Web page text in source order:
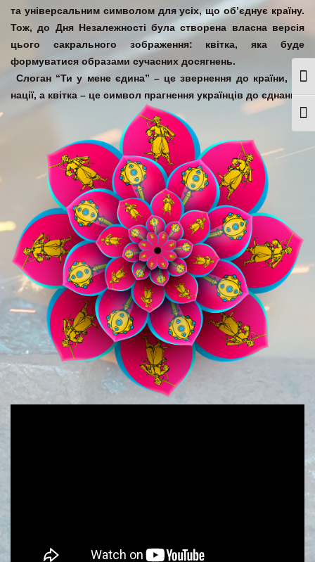
та універсальним символом для усіх, що об’єднує країну.
Тож, до Дня Незалежності була створена власна версія
цього сакрального зображення: квітка, яка буде
формуватися образами сучасних досягнень.
Слоган “Ти у мене єдина” – це звернення до країни, до
нації, а квітка – це символ прагнення українців до єднання.